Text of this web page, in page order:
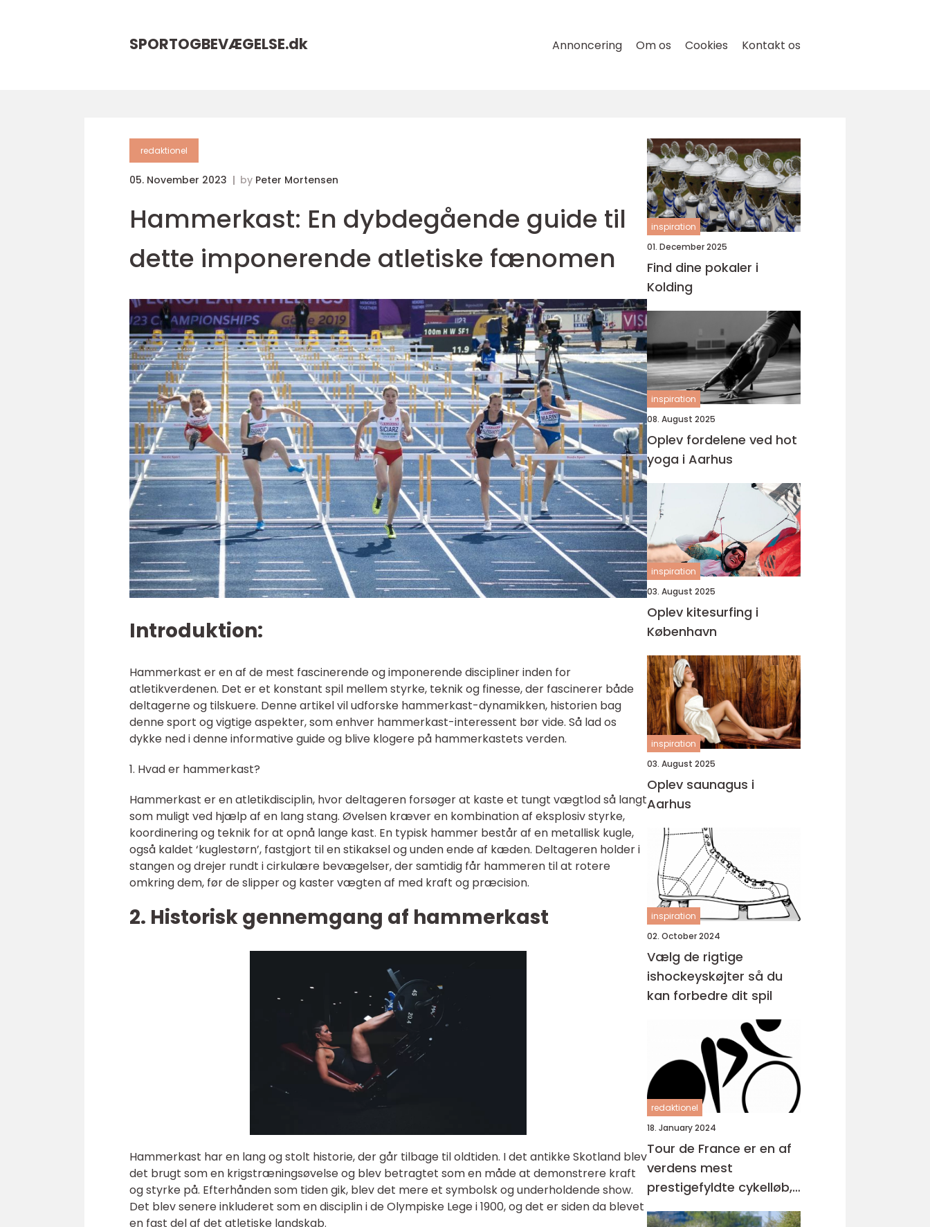
SPORTOGBEVÆGELSE.dk Annoncering Om os Cookies Kontakt os
redaktionel
05. November 2023 by Peter Mortensen
Hammerkast: En dybdegående guide til
dette imponerende atletiske fænomen
Introduktion:
Hammerkast er en af de mest fascinerende og imponerende discipliner inden for
atletikverdenen. Det er et konstant spil mellem styrke, teknik og finesse, der fascinerer både
deltagerne og tilskuere. Denne artikel vil udforske hammerkast-dynamikken, historien bag
denne sport og vigtige aspekter, som enhver hammerkast-interessent bør vide. Så lad os
dykke ned i denne informative guide og blive klogere på hammerkastets verden.
1. Hvad er hammerkast?
Hammerkast er en atletikdisciplin, hvor deltageren forsøger at kaste et tungt vægtlod så langt
som muligt ved hjælp af en lang stang. Øvelsen kræver en kombination af eksplosiv styrke,
koordinering og teknik for at opnå lange kast. En typisk hammer består af en metallisk kugle,
også kaldet ‘kuglestørn’, fastgjort til en stikaksel og unden ende af kæden. Deltageren holder i
stangen og drejer rundt i cirkulære bevægelser, der samtidig får hammeren til at rotere
omkring dem, før de slipper og kaster vægten af med kraft og præcision.
2. Historisk gennemgang af hammerkast
Hammerkast har en lang og stolt historie, der går tilbage til oldtiden. I det antikke Skotland blev
det brugt som en krigstræningsøvelse og blev betragtet som en måde at demonstrere kraft
og styrke på. Efterhånden som tiden gik, blev det mere et symbolsk og underholdende show.
Det blev senere inkluderet som en disciplin i de Olympiske Lege i 1900, og det er siden da blevet
en fast del af det atletiske landskab.
inspiration
01. December 2025
Find dine pokaler i
Kolding
inspiration
08. August 2025
Oplev fordelene ved hot
yoga i Aarhus
inspiration
03. August 2025
Oplev kitesurfing i
København
inspiration
03. August 2025
Oplev saunagus i
Aarhus
inspiration
02. October 2024
Vælg de rigtige
ishockeyskøjter så du
kan forbedre dit spil
redaktionel
18. January 2024
Tour de France er en af
verdens mest
prestigefyldte cykelløb,
der tiltrækker millioner